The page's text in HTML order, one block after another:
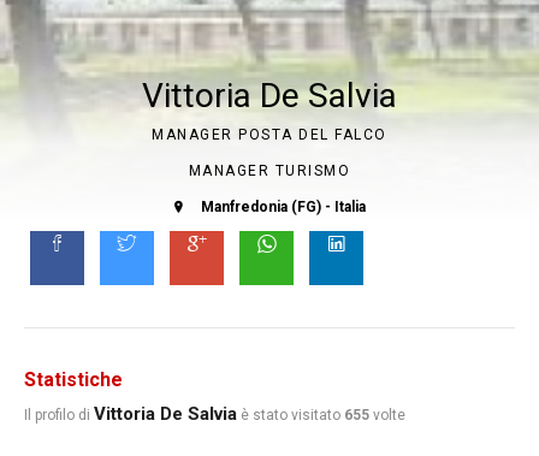
Vittoria De Salvia
MANAGER POSTA DEL FALCO
MANAGER TURISMO
Manfredonia (FG) - Italia
Statistiche
Il profilo di Vittoria De Salvia è stato visitato 655 volte